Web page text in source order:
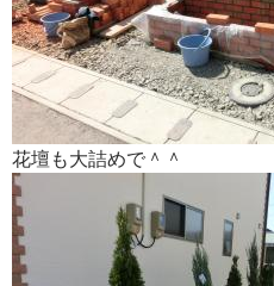
花壇も大詰めで＾＾